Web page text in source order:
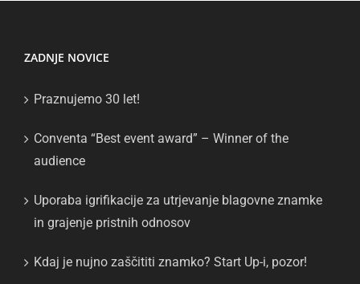
ZADNJE NOVICE
Praznujemo 30 let!
Conventa “Best event award” – Winner of the
audience
Uporaba igrifikacije za utrjevanje blagovne znamke
in grajenje pristnih odnosov
Kdaj je nujno zaščititi znamko? Start Up-i, pozor!